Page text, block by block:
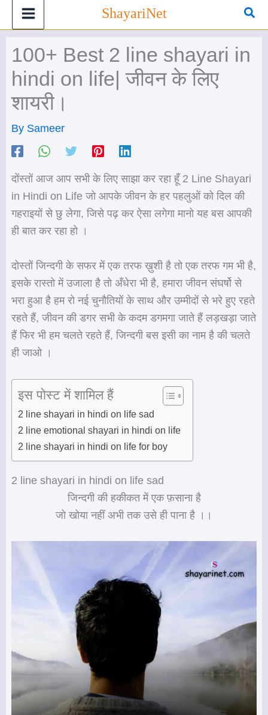
ShayariNet
100+ Best 2 line shayari in
hindi on life| जीवन के लिए
शायरी।
By Sameer
दोंस्तों आज आप सभी के लिए साझा कर रहा हूँ 2 Line Shayari
in Hindi on Life जो आपके जीवन के हर पहलुओं को दिल की
गहराइयों से छु लेगा, जिसे पढ़ कर ऐसा लगेगा मानो यह बस आपकी
ही बात कर रहा हो ।
दोस्तों जिन्दगी के सफर में एक तरफ ख़ुशी है तो एक तरफ गम भी है,
इसके रास्तो में उजाला है तो अँधेरा भी है, हमारा जीवन संघर्षो से
भरा हुआ है हम रो नई चुनौतियों के साथ और उम्मीदों से भरे हुए रहते
रहते हैं, जीवन की डगर सभी के कदम डगमगा जाते हैं लड़खड़ा जाते
हैं फिर भी हम चलते रहते हैं, जिन्दगी बस इसी का नाम है की चलते
ही जाओ ।
इस पोस्ट में शामिल हैं
2 line shayari in hindi on life sad
2 line emotional shayari in hindi on life
2 line shayari in hindi on life for boy
2 line shayari in hindi on life sad
जिन्दगी की हकीकत में एक फ़साना है
जो खोया नहीं अभी तक उसे ही पाना है ।।